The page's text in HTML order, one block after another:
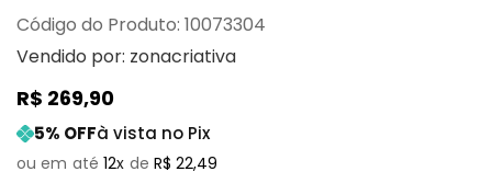
: 10073304
Vendido por: zonacriativa
R$ 269,90
5% OFFà vista no Pix
12 R$ 22,49